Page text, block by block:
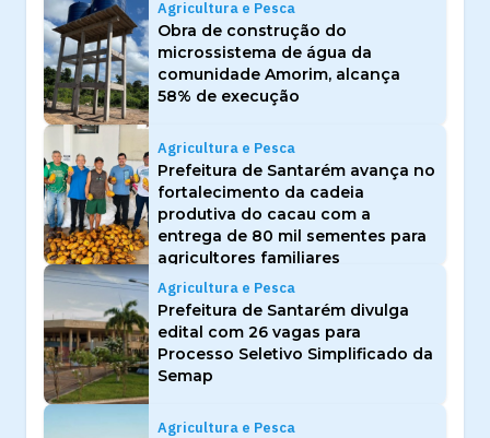
Agricultura e Pesca
Obra de construção do
microssistema de água da
comunidade Amorim, alcança
58% de execução
Agricultura e Pesca
Prefeitura de Santarém avança no
fortalecimento da cadeia
produtiva do cacau com a
entrega de 80 mil sementes para
agricultores familiares
Agricultura e Pesca
Prefeitura de Santarém divulga
edital com 26 vagas para
Processo Seletivo Simplificado da
Semap
Agricultura e Pesca